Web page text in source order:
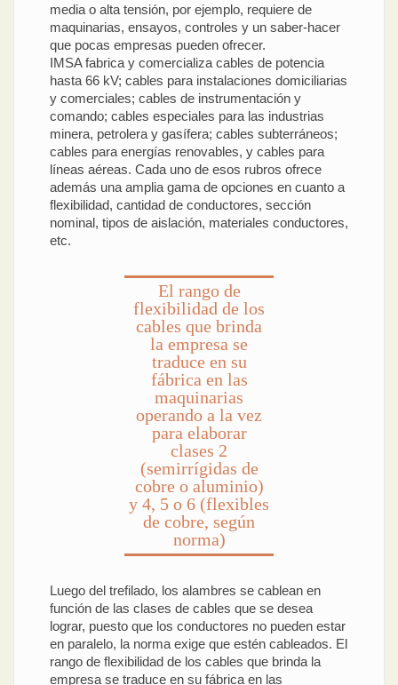
media o alta tensión, por ejemplo, requiere de
maquinarias, ensayos, controles y un saber-hacer
que pocas empresas pueden ofrecer.
IMSA fabrica y comercializa cables de potencia
hasta 66 kV; cables para instalaciones domiciliarias
y comerciales; cables de instrumentación y
comando; cables especiales para las industrias
minera, petrolera y gasífera; cables subterráneos;
cables para energías renovables, y cables para
líneas aéreas. Cada uno de esos rubros ofrece
además una amplia gama de opciones en cuanto a
flexibilidad, cantidad de conductores, sección
nominal, tipos de aislación, materiales conductores,
etc.
El rango de
flexibilidad de los
cables que brinda
la empresa se
traduce en su
fábrica en las
maquinarias
operando a la vez
para elaborar
clases 2
(semirrígidas de
cobre o aluminio)
y 4, 5 o 6 (flexibles
de cobre, según
norma)
Luego del trefilado, los alambres se cablean en
función de las clases de cables que se desea
lograr, puesto que los conductores no pueden estar
en paralelo, la norma exige que estén cableados. El
rango de flexibilidad de los cables que brinda la
empresa se traduce en su fábrica en las